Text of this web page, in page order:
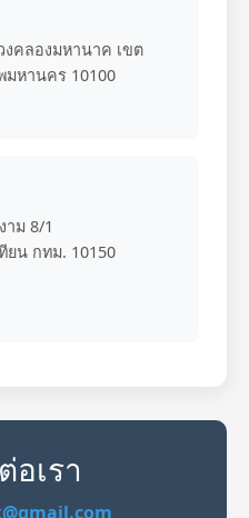
งคลองมหานาค เขต
มหานคร 10100
าม 8/1
ยน กทม. 10150
เรา